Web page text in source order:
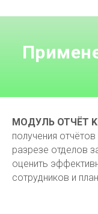
МОДУЛЬ ОТЧЁТ
получения
разрезе отделов
оценить
сотрудников и